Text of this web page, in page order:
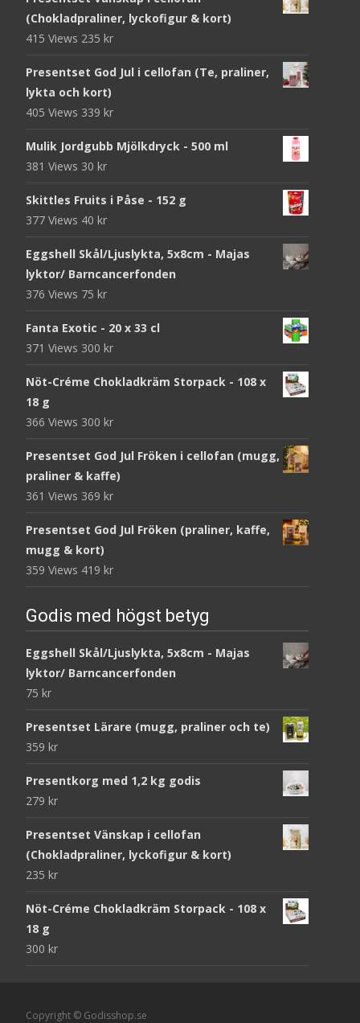
(Chokladpraliner, lyckofigur & kort)
415 Views 235 kr
Presentset God Jul i cellofan (Te, praliner,
lykta och kort)
405 Views 339 kr
Mulik Jordgubb Mjölkdryck - 500 ml
381 Views 30 kr
Skittles Fruits i Påse - 152 g
377 Views 40 kr
Eggshell Skål/Ljuslykta, 5x8cm - Majas
lyktor/ Barncancerfonden
376 Views 75 kr
Fanta Exotic - 20 x 33 cl
371 Views 300 kr
Nöt-Créme Chokladkräm Storpack - 108 x
18 g
366 Views 300 kr
Presentset God Jul Fröken i cellofan (mugg,
praliner & kaffe)
361 Views 369 kr
Presentset God Jul Fröken (praliner, kaffe,
mugg & kort)
359 Views 419 kr
Godis med högst betyg
Eggshell Skål/Ljuslykta, 5x8cm - Majas
lyktor/ Barncancerfonden
75 kr
Presentset Lärare (mugg, praliner och te)
359 kr
Presentkorg med 1,2 kg godis
279 kr
Presentset Vänskap i cellofan
(Chokladpraliner, lyckofigur & kort)
235 kr
Nöt-Créme Chokladkräm Storpack - 108 x
18 g
300 kr
Copyright © Godisshop.se